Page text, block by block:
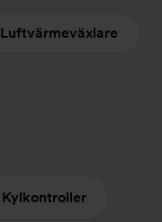
Luftvärmeväxlare
Kylkontroller